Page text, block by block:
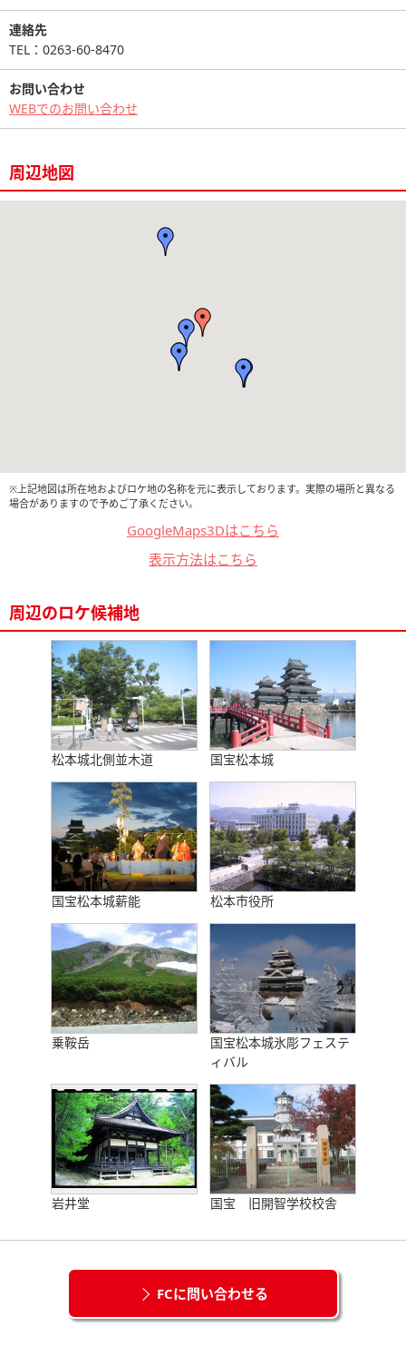
連絡先
TEL：0263-60-8470
お問い合わせ
WEBでのお問い合わせ
周辺地図
※上記地図は所在地およびロケ地の名称を元に表示しております。実際の場所と異なる
場合がありますので予めご了承ください。
GoogleMaps3Dはこちら
表示方法はこちら
周辺のロケ候補地
松本城北側並木道 国宝松本城
国宝松本城薪能 松本市役所
乗鞍岳
国宝松本城氷彫フェステ
ィバル
岩井堂 国宝 旧開智学校校舎
FCに問い合わせる